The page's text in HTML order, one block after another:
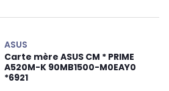
ASUS
Carte mère ASUS CM * PRIME
A520M-K 90MB1500-M0EAY0
*6921